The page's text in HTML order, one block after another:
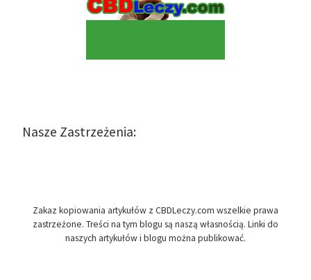
Nasze Zastrzeżenia:
Zakaz kopiowania artykułów z CBDLeczy.com wszelkie prawa
zastrzeżone. Treści na tym blogu są naszą własnością. Linki do
naszych artykułów i blogu można publikować.